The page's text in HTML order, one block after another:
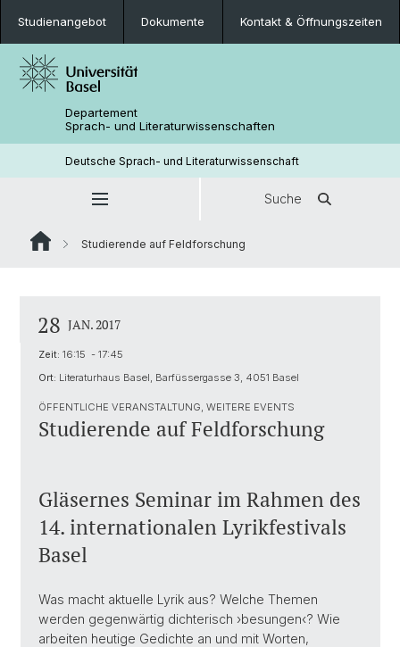
Studienangebot Dokumente Kontakt & Öffnungszeiten
Departement
Sprach- und Literaturwissenschaften
Deutsche Sprach- und Literaturwissenschaft
Suche
Studierende auf Feldforschung
28 JAN. 2017
Zeit: 16:15 - 17:45
Ort: Literaturhaus Basel, Barfüssergasse 3, 4051 Basel
ÖFFENTLICHE VERANSTALTUNG, WEITERE EVENTS
Studierende auf Feldforschung
Gläsernes Seminar im Rahmen des
14. internationalen Lyrikfestivals
Basel
Was macht aktuelle Lyrik aus? Welche Themen
werden gegenwärtig dichterisch ›besungen‹? Wie
arbeiten heutige Gedichte an und mit Worten,